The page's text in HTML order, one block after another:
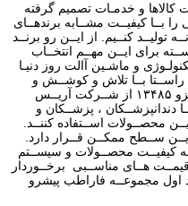
کالاها و خدمـات تصمیم گرفته
بــا کیفیــت مشــابه برندهــای
تولیــد کنــیم. از ایــن رو برنــد
برای ایــن مهــم انتخــاب
و ماشـین آالت روز دنیـا
راســتا بــا تلاش و کوشــش و
یــاری خداونــد توانســتیم گواهینامــه ایــزو ۱۳۴۸۵ از شــرکت آریــس
دندانپزشــکان ، پزشــکان و
محصــولات اســتفاده کننــد.
ســطح ممکــن قــرار دارد.
کیفیــت محصــولات و سیســتم
هــای مناســبی برخــوردار
اول مجموعــه فاراطب پیشرو